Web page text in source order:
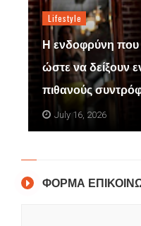
Lifestyle
Η ενδοφρύνη που
ώστε να δείξουν
πιθανούς
July 16, 2026
ΦΟΡΜΑ